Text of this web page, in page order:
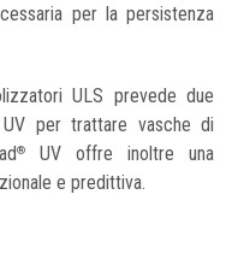
per la persistenza
ULS prevede due
per trattare vasche di
®
UV offre inoltre una
e predittiva.